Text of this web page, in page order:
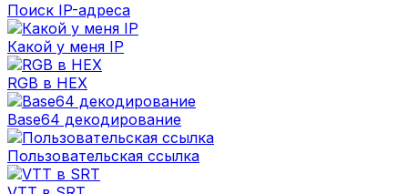
Поиск IP-адреса
Какой у меня IP
RGB в HEX
Base64 декодирование
Пользовательская ссылка